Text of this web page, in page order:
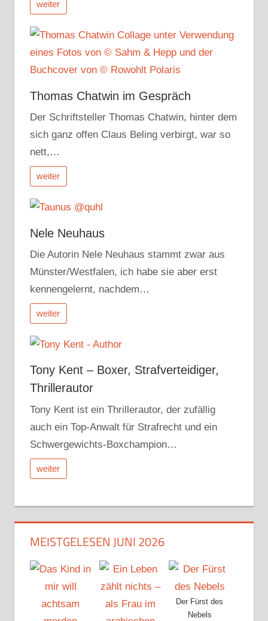
weiter
Thomas Chatwin im Gespräch
Der Schriftsteller Thomas Chatwin, hinter dem
sich ganz offen Claus Beling verbirgt, war so
nett,…
weiter
Nele Neuhaus
Die Autorin Nele Neuhaus stammt zwar aus
Münster/Westfalen, ich habe sie aber erst
kennengelernt, nachdem…
weiter
Tony Kent – Boxer, Strafverteidiger,
Thrillerautor
Tony Kent ist ein Thrillerautor, der zufällig
auch ein Top-Anwalt für Strafrecht und ein
Schwergewichts-Boxchampion…
weiter
MEISTGELESEN JUNI 2026
Der Fürst des
Nebels